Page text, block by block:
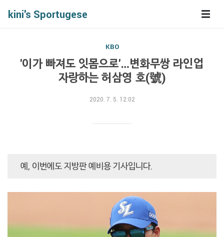
kini's Sportugese
KBO
'이가 빠져도 잇몸으로'…변화무쌍 라인업
자랑하는 허삼영 호(號)
2020. 7. 5. 12:02
예, 이번에도 지방판 예비용 기사입니다.